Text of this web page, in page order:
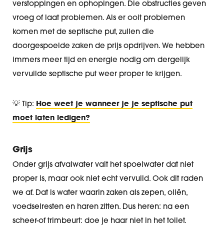
verstoppingen en ophopingen. Die obstructies geven
vroeg of laat problemen. Als er ooit problemen
komen met de septische put, zullen die
doorgespoelde zaken de prijs opdrijven. We hebben
immers meer tijd en energie nodig om dergelijk
vervuilde septische put weer proper te krijgen.
💡 Tip: Hoe weet je wanneer je je septische put
moet laten ledigen?
Grijs
Onder grijs afvalwater valt het spoelwater dat niet
proper is, maar ook niet echt vervuild. Ook dit raden
we af. Dat is water waarin zaken als zepen, oliën,
voedselresten en haren zitten. Dus heren: na een
scheer-of trimbeurt: doe je haar niet in het toilet.